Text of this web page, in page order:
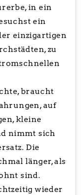
in ein
ein
einzigartigen
zu
braucht
auf
kleine
nimmt sich
Die
länger, als
sind.
wieder